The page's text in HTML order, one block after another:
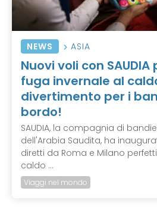
NEWS ASIA
Nuovi voli con SAUDIA
fuga invernale al
divertimento per i
bordo!
SAUDIA, la compagnia di
dell'Arabia Saudita, ha
diretti da Roma e Milano
caldo ...
Viaggi nel mondo